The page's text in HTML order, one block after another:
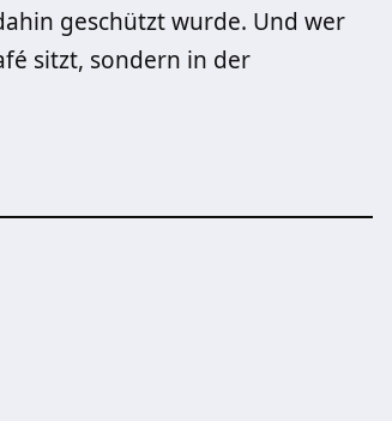
geschützt wurde. Und wer
sitzt, sondern in der